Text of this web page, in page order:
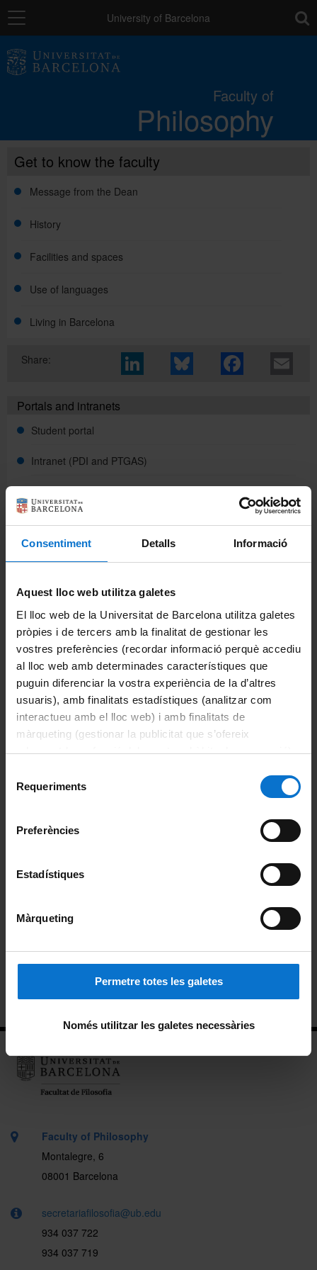
Consentiment Detalls Informació
Aquest lloc web utilitza galetes
El lloc web de la Universitat de Barcelona utilitza galetes
pròpies i de tercers amb la finalitat de gestionar les
vostres preferències (recordar informació perquè accediu
al lloc web amb determinades característiques que
puguin diferenciar la vostra experiència de la d’altres
usuaris), amb finalitats estadístiques (analitzar com
interactueu amb el lloc web) i amb finalitats de
màrqueting (gestionar la publicitat que s’ofereix
adequant-la en funció dels vostres hàbits de navegació).
consultar laPolítica de galetes del lloc web de la
Requeriments
Preferències
Estadístiques
Màrqueting
Permetre totes les galetes
Només utilitzar les galetes necessàries
Navigation University of Barcelona
Faculty of
Philosophy
Studies
Research and innovation
Directory
Español
The Faculty
Get to know the faculty
Facilities and spaces
Faculty activity
Location
Get to know the faculty
Message from the Dean
History
Facilities and spaces
Use of languages
Living in Barcelona
Share:
Portals and intranets
Student portal
Intranet (PDI and PTGAS)
Campus Virtual
Links
Ateneu Barcelonès
Institut d'Estudis Catalans
Faculty of Philosophy
Montalegre, 6
08001 Barcelona
secretariafilosofia@ub.edu
934 037 722
934 037 719